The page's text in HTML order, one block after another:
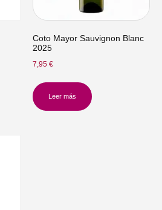
Coto Mayor Sauvignon Blanc
2025
7,95 €
Leer más